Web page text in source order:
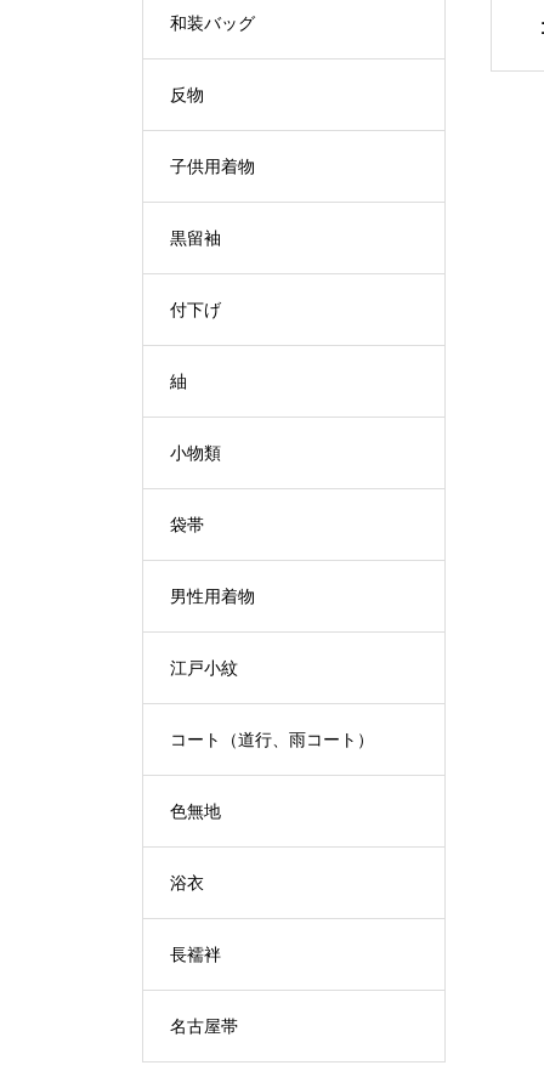
和装バッグ
反物
子供用着物
黒留袖
付下げ
紬
小物類
袋帯
男性用着物
江戸小紋
コート（道行、雨コート）
色無地
浴衣
長襦袢
名古屋帯